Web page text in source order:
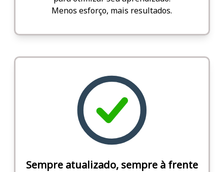
Menos esforço, mais resultados.
Sempre atualizado, sempre à frente